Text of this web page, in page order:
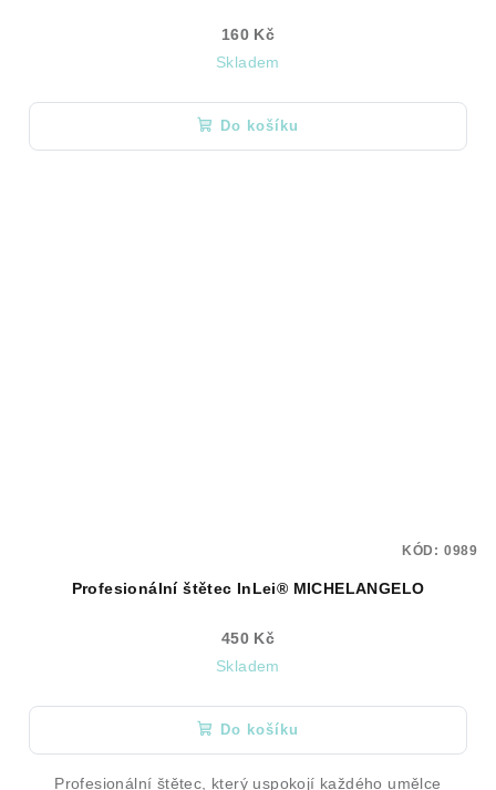
160 Kč
Skladem
Do košíku
Profesionální štětec InLei® MICHELANGELO
450 Kč
Skladem
Do košíku
Profesionální štětec, který uspokojí každého umělce
KÓD: 0989